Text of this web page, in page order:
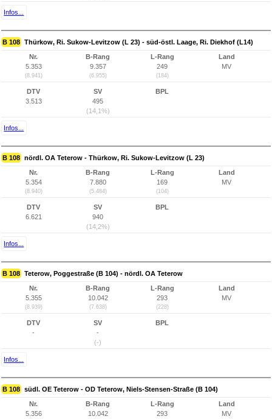
Infos...
B 108 Thürkow, Ri. Sukow-Levitzow (L 23) - süd-östl. Laage, Ri. Diekhof (L14)
Nr.
5.353
(8.941)
B-Rang
9.357
(6.955)
L-Rang
249
(184)
Land
MV
DTV
3.513
SV
495
(14,1%)
BPL
Infos...
B 108 nördl. OA Teterow - Thürkow, Ri. Sukow-Levitzow (L 23)
Nr.
5.354
(8.940)
B-Rang
7.880
(5.484)
L-Rang
169
(104)
Land
MV
DTV
6.621
SV
940
(14,2%)
BPL
Infos...
B 108 Teterow, Poggestraße (B 104) - nördl. OA Teterow
Nr.
5.355
(8.939)
B-Rang
10.042
(7.638)
L-Rang
293
(228)
Land
MV
DTV
-
SV
-
(-)
BPL
Infos...
B 108 südl. OE Teterow - OD Teterow, Niels-Stensen-Straße (B 104)
Nr.
5.356
B-Rang
10.042
L-Rang
293
Land
MV